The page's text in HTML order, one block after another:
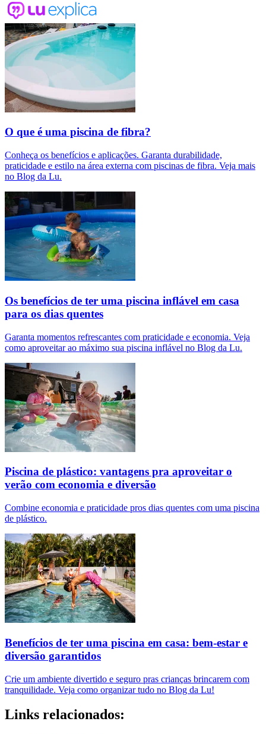
O que é uma piscina de fibra?
Conheça os benefícios e aplicações. Garanta durabilidade,
praticidade e estilo na área externa com piscinas de fibra. Veja mais
no Blog da Lu.
Os benefícios de ter uma piscina inflável em casa
para os dias quentes
Garanta momentos refrescantes com praticidade e economia. Veja
como aproveitar ao máximo sua piscina inflável no Blog da Lu.
Piscina de plástico: vantagens pra aproveitar o
verão com economia e diversão
Combine economia e praticidade pros dias quentes com uma piscina
de plástico.
Benefícios de ter uma piscina em casa: bem-estar e
diversão garantidos
Crie um ambiente divertido e seguro pras crianças brincarem com
tranquilidade. Veja como organizar tudo no Blog da Lu!
Links relacionados: